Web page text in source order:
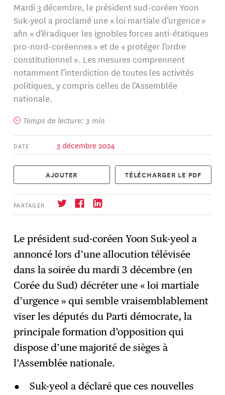
Mardi 3 décembre, le président sud-coréen Yoon
Suk-yeol a proclamé une « loi martiale d’urgence »
afin « d’éradiquer les ignobles forces anti-étatiques
pro-nord-coréennes » et de « protéger l’ordre
constitutionnel ». Les mesures comprennent
notamment l’interdiction de toutes les activités
politiques, y compris celles de l'Assemblée
nationale.
Temps de lecture: 3 min
DATE 3 décembre 2024
AJOUTER TÉLÉCHARGER LE PDF
PARTAGER
→ S'abonner
Le président sud-coréen Yoon Suk-yeol a
annoncé lors d’une allocution télévisée
dans la soirée du mardi 3 décembre (en
Corée du Sud) décréter une « loi martiale
d’urgence » qui semble vraisemblablement
viser les députés du Parti démocrate, la
principale formation d’opposition qui
dispose d’une majorité de sièges à
l’Assemblée nationale.
Suk-yeol a déclaré que ces nouvelles